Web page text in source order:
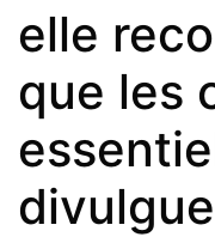
elle
que les